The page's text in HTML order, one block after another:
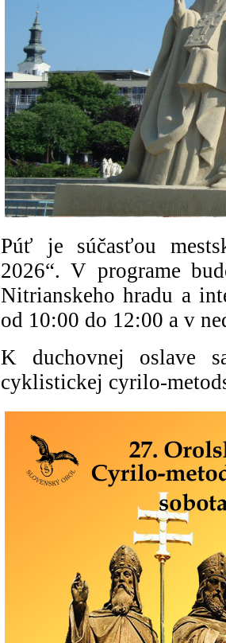
Púť je súčasťou
2026“. V programe
Nitrianskeho hradu a
od 10:00 do 12:00 a v
K duchovnej oslave
cyklistickej cyrilo-